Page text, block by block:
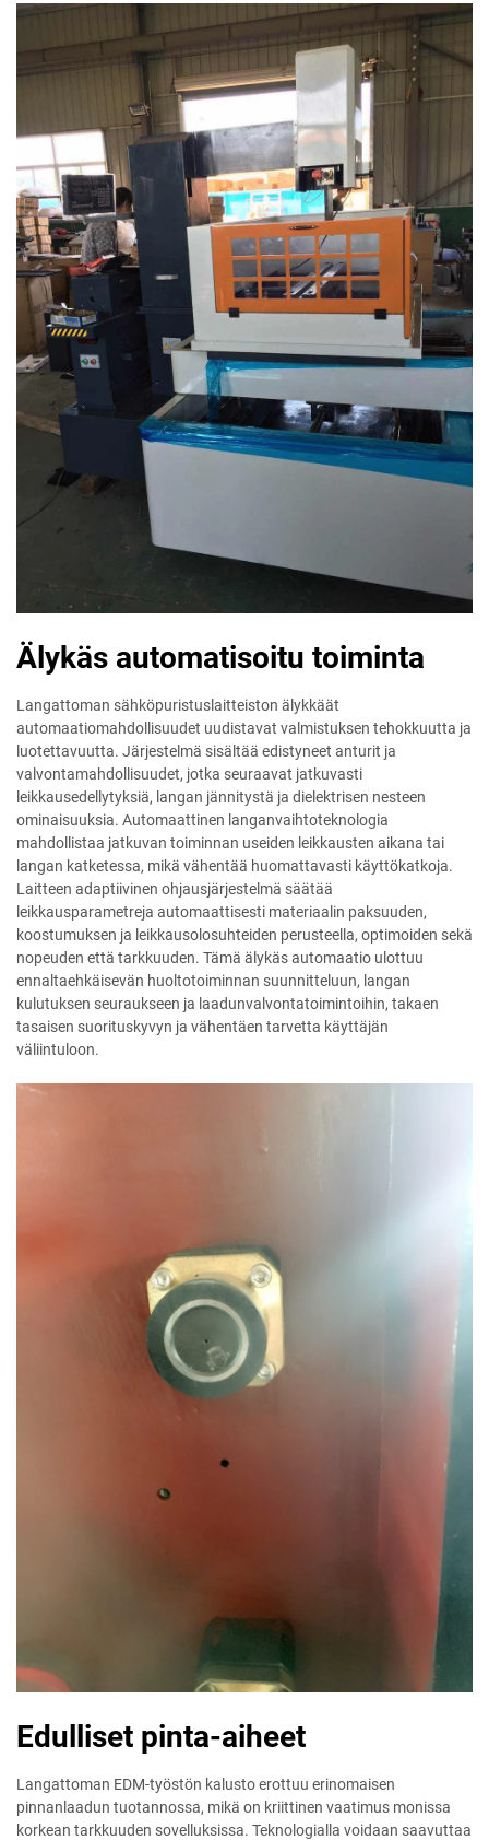
Älykäs automatisoitu toiminta
Langattoman sähköpuristuslaitteiston älykkäät
automaatiomahdollisuudet uudistavat valmistuksen tehokkuutta ja
luotettavuutta. Järjestelmä sisältää edistyneet anturit ja
valvontamahdollisuudet, jotka seuraavat jatkuvasti
leikkausedellytyksiä, langan jännitystä ja dielektrisen nesteen
ominaisuuksia. Automaattinen langanvaihtoteknologia
mahdollistaa jatkuvan toiminnan useiden leikkausten aikana tai
langan katketessa, mikä vähentää huomattavasti käyttökatkoja.
Laitteen adaptiivinen ohjausjärjestelmä säätää
leikkausparametreja automaattisesti materiaalin paksuuden,
koostumuksen ja leikkausolosuhteiden perusteella, optimoiden sekä
nopeuden että tarkkuuden. Tämä älykäs automaatio ulottuu
ennaltaehkäisevän huoltotoiminnan suunnitteluun, langan
kulutuksen seuraukseen ja laadunvalvontatoimintoihin, takaen
tasaisen suorituskyvyn ja vähentäen tarvetta käyttäjän
väliintuloon.
Edulliset pinta-aiheet
Langattoman EDM-työstön kalusto erottuu erinomaisen
pinnanlaadun tuotannossa, mikä on kriittinen vaatimus monissa
korkean tarkkuuden sovelluksissa. Teknologialla voidaan saavuttaa